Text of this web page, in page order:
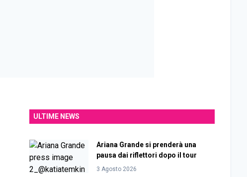
ULTIME NEWS
Ariana Grande si prenderà una
pausa dai riflettori dopo il tour
3 Agosto 2026